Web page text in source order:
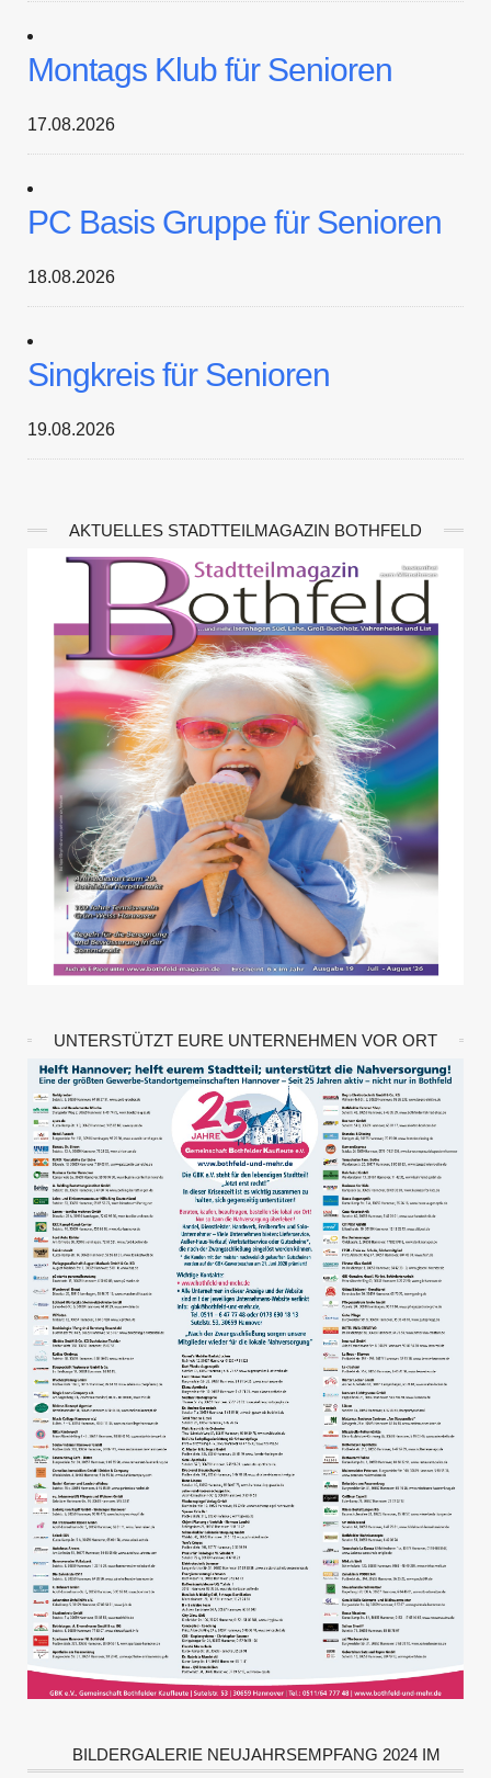
Montags Klub für Senioren
17.08.2026
PC Basis Gruppe für Senioren
18.08.2026
Singkreis für Senioren
19.08.2026
AKTUELLES STADTTEILMAGAZIN BOTHFELD
UNTERSTÜTZT EURE UNTERNEHMEN VOR ORT
BILDERGALERIE NEUJAHRSEMPFANG 2024 IM